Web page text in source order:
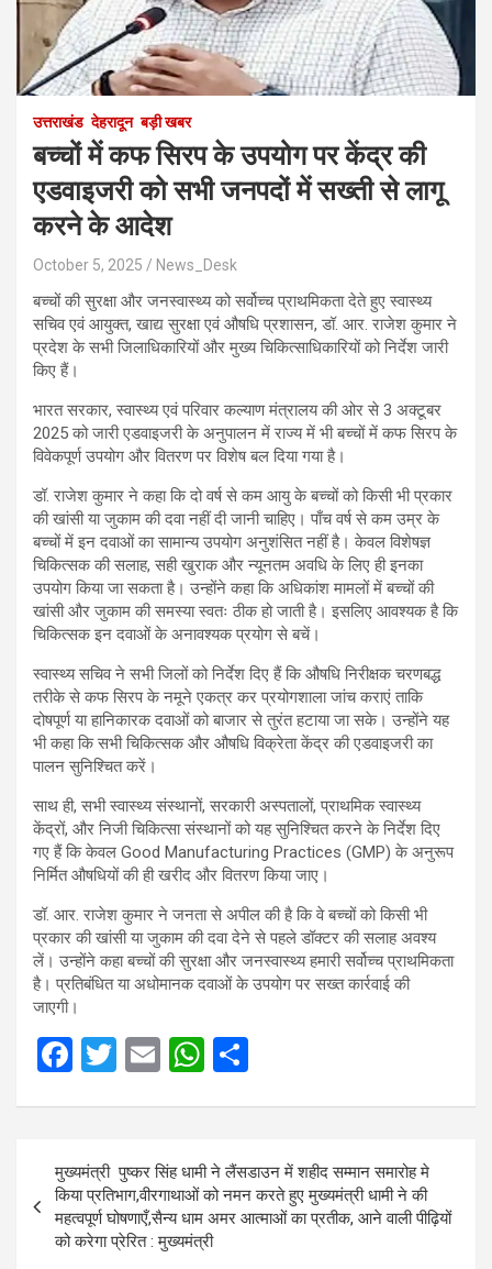
उत्तराखंड देहरादून बड़ी खबर
बच्चों में कफ सिरप के उपयोग पर केंद्र की
एडवाइजरी को सभी जनपदों में सख्ती से लागू
करने के आदेश
October 5, 2025 News_Desk
बच्चों की सुरक्षा और जनस्वास्थ्य को सर्वोच्च प्राथमिकता देते हुए स्वास्थ्य
सचिव एवं आयुक्त, खाद्य सुरक्षा एवं औषधि प्रशासन, डॉ. आर. राजेश कुमार ने
प्रदेश के सभी जिलाधिकारियों और मुख्य चिकित्साधिकारियों को निर्देश जारी
किए हैं।
भारत सरकार, स्वास्थ्य एवं परिवार कल्याण मंत्रालय की ओर से 3 अक्टूबर
2025 को जारी एडवाइजरी के अनुपालन में राज्य में भी बच्चों में कफ सिरप के
विवेकपूर्ण उपयोग और वितरण पर विशेष बल दिया गया है।
डॉ. राजेश कुमार ने कहा कि दो वर्ष से कम आयु के बच्चों को किसी भी प्रकार
की खांसी या जुकाम की दवा नहीं दी जानी चाहिए। पाँच वर्ष से कम उम्र के
बच्चों में इन दवाओं का सामान्य उपयोग अनुशंसित नहीं है। केवल विशेषज्ञ
चिकित्सक की सलाह, सही खुराक और न्यूनतम अवधि के लिए ही इनका
उपयोग किया जा सकता है। उन्होंने कहा कि अधिकांश मामलों में बच्चों की
खांसी और जुकाम की समस्या स्वतः ठीक हो जाती है। इसलिए आवश्यक है कि
चिकित्सक इन दवाओं के अनावश्यक प्रयोग से बचें।
स्वास्थ्य सचिव ने सभी जिलों को निर्देश दिए हैं कि औषधि निरीक्षक चरणबद्ध
तरीके से कफ सिरप के नमूने एकत्र कर प्रयोगशाला जांच कराएं ताकि
दोषपूर्ण या हानिकारक दवाओं को बाजार से तुरंत हटाया जा सके। उन्होंने यह
भी कहा कि सभी चिकित्सक और औषधि विक्रेता केंद्र की एडवाइजरी का
पालन सुनिश्चित करें।
साथ ही, सभी स्वास्थ्य संस्थानों, सरकारी अस्पतालों, प्राथमिक स्वास्थ्य
केंद्रों, और निजी चिकित्सा संस्थानों को यह सुनिश्चित करने के निर्देश दिए
गए हैं कि केवल Good Manufacturing Practices (GMP) के अनुरूप
निर्मित औषधियों की ही खरीद और वितरण किया जाए।
डॉ. आर. राजेश कुमार ने जनता से अपील की है कि वे बच्चों को किसी भी
प्रकार की खांसी या जुकाम की दवा देने से पहले डॉक्टर की सलाह अवश्य
लें। उन्होंने कहा बच्चों की सुरक्षा और जनस्वास्थ्य हमारी सर्वोच्च प्राथमिकता
है। प्रतिबंधित या अधोमानक दवाओं के उपयोग पर सख्त कार्रवाई की
जाएगी।
F
b
o
o
T
er
E
W
s
A
p
e
navigation
मुख्यमंत्री पुष्कर सिंह धामी ने लैंसडाउन में शहीद सम्मान समारोह मे
किया प्रतिभाग,वीरगाथाओं को नमन करते हुए मुख्यमंत्री धामी ने की
महत्वपूर्ण घोषणाएँ,सैन्य धाम अमर आत्माओं का प्रतीक, आने वाली पीढ़ियों
को करेगा प्रेरित : मुख्यमंत्री